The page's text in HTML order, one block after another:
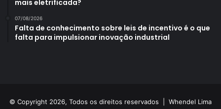
mais eletrificada?
07/08/2026
Falta de conhecimento sobre leis de incentivo é o que
falta para impulsionar inovação industrial
© Copyright 2026, Todos os direitos reservados | Whendel Lima